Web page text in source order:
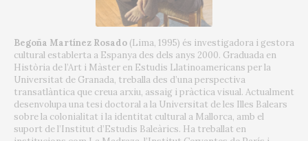
Begoña Martínez Rosado (Lima, 1995) és investigadora i gestora
cultural establerta a Espanya des dels anys 2000. Graduada en
Història de l’Art i Màster en Estudis Llatinoamericans per la
Universitat de Granada, treballa des d’una perspectiva
transatlàntica que creua arxiu, assaig i pràctica visual. Actualment
desenvolupa una tesi doctoral a la Universitat de les Illes Balears
sobre la colonialitat i la identitat cultural a Mallorca, amb el
suport de l’Institut d’Estudis Baleàrics. Ha treballat en